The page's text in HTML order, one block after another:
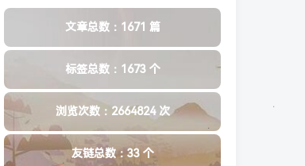
文章总数：1671 篇
标签总数：1673 个
浏览次数：2664824 次
友链总数：33 个